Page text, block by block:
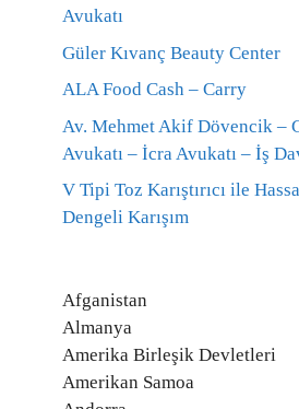
Avukatı
Güler Kıvanç Beauty Center
ALA Food Cash – Carry
Av. Mehmet Akif Dövencik –
Avukatı – İcra Avukatı – İş
V Tipi Toz Karıştırıcı ile
Dengeli Karışım
Afganistan
Almanya
Amerika Birleşik Devletleri
Amerikan Samoa